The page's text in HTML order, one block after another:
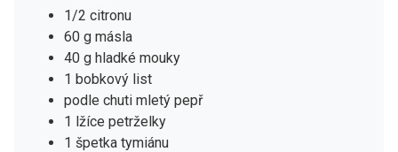
1/2 citronu
60 g másla
40 g hladké mouky
1 bobkový list
podle chuti mletý pepř
1 lžíce petrželky
1 špetka tymiánu